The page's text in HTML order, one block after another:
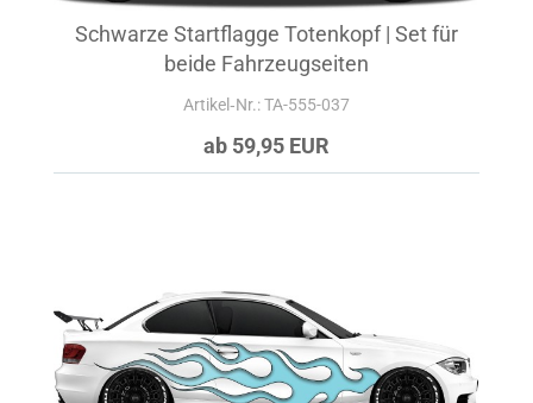
Schwarze Startflagge Totenkopf | Set für
beide Fahrzeugseiten
Artikel‑Nr.: TA-555-037
ab 59,95 EUR